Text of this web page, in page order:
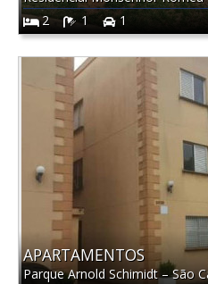
2
1 1
APARTAMENTOS
Parque Arnold Schimidt–São